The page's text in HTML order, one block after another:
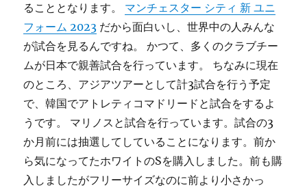
ることとなります。 マンチェスター シティ 新 ユニ
フォーム 2023 だから面白いし、世界中の人みんな
が試合を見るんですね。 かつて、多くのクラブチー
ムが日本で親善試合を行っています。 ちなみに現在
のところ、アジアツアーとして計3試合を行う予定
で、韓国でアトレティコマドリードと試合をするよ
うです。 マリノスと試合を行っています。試合の3
か月前には抽選してしていることになります。前か
ら気になってたホワイトのSを購入しました。前も購
入しましたがフリーサイズなのに前より小さかっ